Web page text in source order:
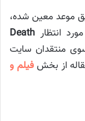
موعد معین شده،
انتظار Death
منتقدان سایت
از بخشفیلم و